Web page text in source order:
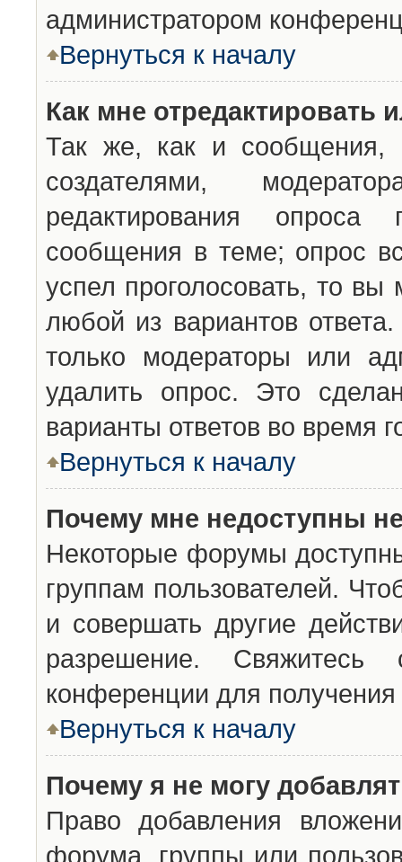
администратором
Вернуться к началу
Как мне отредактировать
Так же, как и сообщения,
создателями,
редактирования опроса
сообщения в теме; опрос
успел проголосовать, то вы
любой из вариантов
только модераторы или
удалить опрос. Это
варианты ответов во время
Вернуться к началу
Почему мне недоступны
Некоторые форумы
группам пользователей.
и совершать другие
разрешение. Свяжитесь
конференции для получения
Вернуться к началу
Почему я не могу
Право добавления
форума, группы или